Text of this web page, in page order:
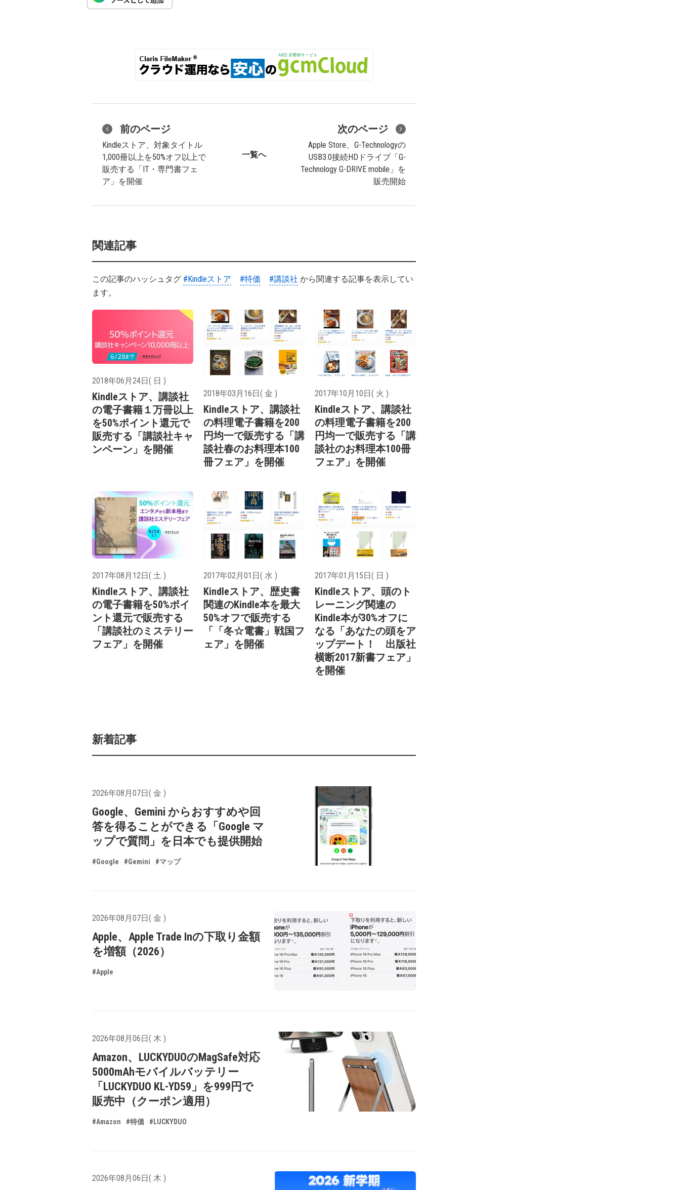
前のページ
Kindleストア、対象タイトル
1,000冊以上を50%オフ以上で
販売する「IT・専門書フェ
ア」を開催
一覧へ
次のページ
Apple Store、G-Technologyの
USB3.0接続HDドライブ「G-
Technology G-DRIVE mobile」を
販売開始
関連記事
この記事のハッシュタグ #Kindleストア #特価 #講談社 から関連する記事を表示してい
ます。
2018年06月24日( 日 )
Kindleストア、講談社
の電子書籍１万冊以上
を50%ポイント還元で
販売する「講談社キャ
ンペーン」を開催
2018年03月16日( 金 )
Kindleストア、講談社
の料理電子書籍を200
円均一で販売する「講
談社春のお料理本100
冊フェア」を開催
2017年10月10日( 火 )
Kindleストア、講談社
の料理電子書籍を200
円均一で販売する「講
談社のお料理本100冊
フェア」を開催
2017年08月12日( 土 )
Kindleストア、講談社
の電子書籍を50%ポイ
ント還元で販売する
「講談社のミステリー
フェア」を開催
2017年02月01日( 水 )
Kindleストア、歴史書
関連のKindle本を最大
50%オフで販売する
「「冬☆電書」戦国フ
ェア」を開催
2017年01月15日( 日 )
Kindleストア、頭のト
レーニング関連の
Kindle本が30%オフに
なる「あなたの頭をア
ップデート！ 出版社
横断2017新書フェア」
を開催
新着記事
2026年08月07日( 金 )
Google、Gemini からおすすめや回
答を得ることができる「Google マ
ップで質問」を日本でも提供開始
#Google #Gemini #マップ
2026年08月07日( 金 )
Apple、Apple Trade Inの下取り金額
を増額（2026）
#Apple
2026年08月06日( 木 )
Amazon、LUCKYDUOのMagSafe対応
5000mAhモバイルバッテリー
「LUCKYDUO KL-YD59」を999円で
販売中（クーポン適用）
#Amazon #特価 #LUCKYDUO
2026年08月06日( 木 )